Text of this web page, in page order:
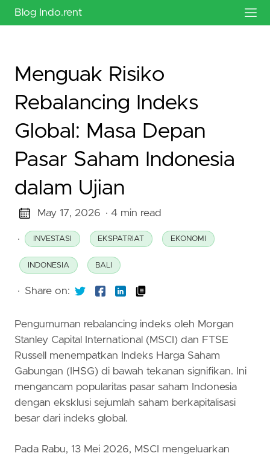
Blog Indo.rent
Menguak Risiko
Rebalancing Indeks
Global: Masa Depan
Pasar Saham Indonesia
dalam Ujian
May 17, 2026 · 4 min read
· INVESTASI EKSPATRIAT EKONOMI
INDONESIA BALI
· Share on:
Pengumuman rebalancing indeks oleh Morgan
Stanley Capital International (MSCI) dan FTSE
Russell menempatkan Indeks Harga Saham
Gabungan (IHSG) di bawah tekanan signifikan. Ini
mengancam popularitas pasar saham Indonesia
dengan eksklusi sejumlah saham berkapitalisasi
besar dari indeks global.
Pada Rabu, 13 Mei 2026, MSCI mengeluarkan